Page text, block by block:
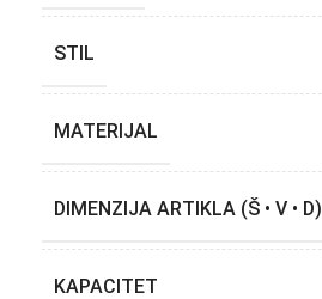
STIL
MATERIJAL
DIMENZIJA ARTIKLA (Š • V • D)
KAPACITET